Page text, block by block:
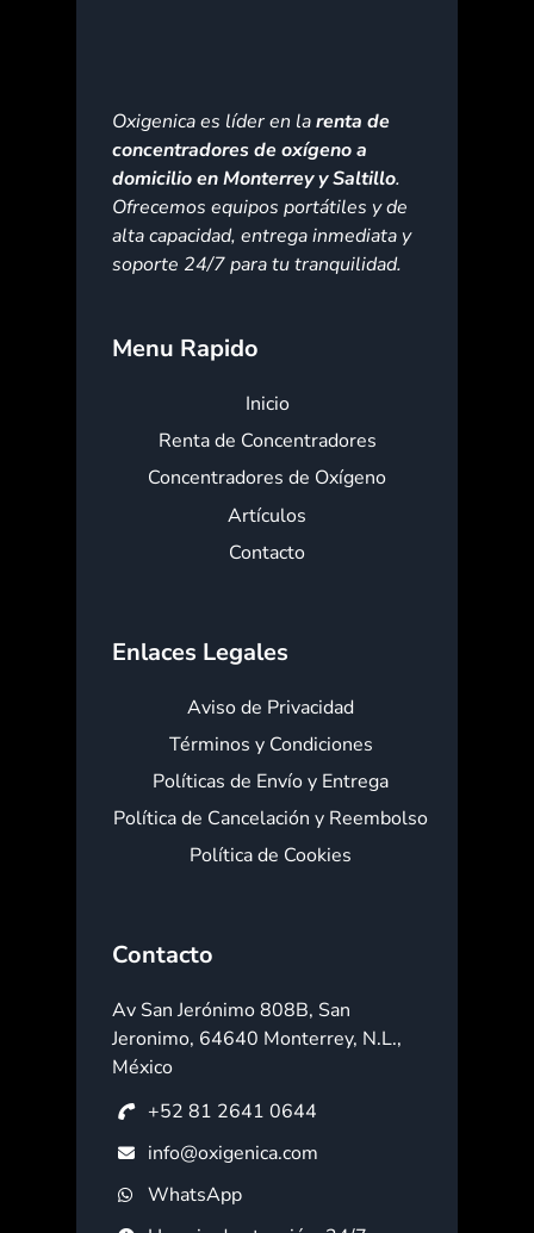
Oxigenica es líder en larenta de
concentradores de oxígeno a
domicilio en Monterrey y Saltillo.
Ofrecemos equipos portátiles y de
alta capacidad, entrega inmediata y
soporte 24/7 para tu tranquilidad.
Menu Rapido
Inicio
Renta de Concentradores
Concentradores de Oxígeno
Artículos
Contacto
Enlaces Legales
Aviso de Privacidad
Términos y Condiciones
Políticas de Envío y Entrega
Política de Cancelación y Reembolso
Política de Cookies
Contacto
Av San Jerónimo 808B, San
Jeronimo, 64640 Monterrey, N.L.,
México
+52 81 2641 0644
info@oxigenica.com
WhatsApp